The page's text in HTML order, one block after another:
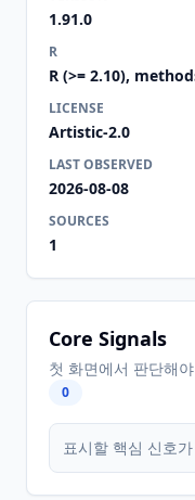
1.91.0
R
R (>= 2.10),
LICENSE
Artistic-2.0
LAST OBSERVED
2026-08-08
SOURCES
1
Core Signals
첫 화면에서 판단해
0
표시할 핵심 신호